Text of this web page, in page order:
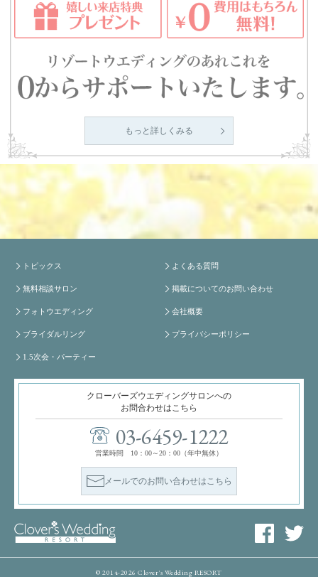
もっと詳しくみる
トピックス
無料相談サロン
フォトウエディング
ブライダルリング
1.5次会・パーティー
よくある質問
掲載についてのお問い合わせ
会社概要
プライバシーポリシー
クローバーズウエディングサロンへの
お問合わせはこちら
03-6459-1222
営業時間 10：00～20：00（年中無休）
メールでのお問い合わせはこちら
© 2014-2026 Clover's Wedding RESORT